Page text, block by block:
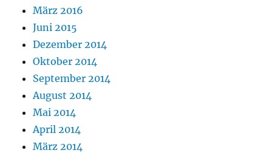
März 2016
Juni 2015
Dezember 2014
Oktober 2014
September 2014
August 2014
Mai 2014
April 2014
März 2014